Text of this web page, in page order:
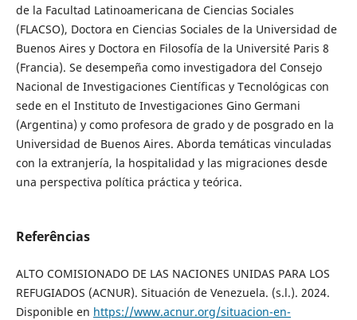
de la Facultad Latinoamericana de Ciencias Sociales
(FLACSO), Doctora en Ciencias Sociales de la Universidad de
Buenos Aires y Doctora en Filosofía de la Université Paris 8
(Francia). Se desempeña como investigadora del Consejo
Nacional de Investigaciones Científicas y Tecnológicas con
sede en el Instituto de Investigaciones Gino Germani
(Argentina) y como profesora de grado y de posgrado en la
Universidad de Buenos Aires. Aborda temáticas vinculadas
con la extranjería, la hospitalidad y las migraciones desde
una perspectiva política práctica y teórica.
Referências
ALTO COMISIONADO DE LAS NACIONES UNIDAS PARA LOS
REFUGIADOS (ACNUR). Situación de Venezuela. (s.l.). 2024.
Disponible en https://www.acnur.org/situacion-en-